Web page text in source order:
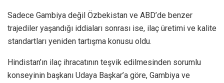
Sadece Gambiya değil Özbekistan ve ABD’de benzer
trajediler yaşandığı iddiaları sonrası ise, ilaç üretimi ve kalite
standartları yeniden tartışma konusu oldu.
Hindistan’ın ilaç ihracatının teşvik edilmesinden sorumlu
konseyinin başkanı Udaya Başkar’a göre, Gambiya ve